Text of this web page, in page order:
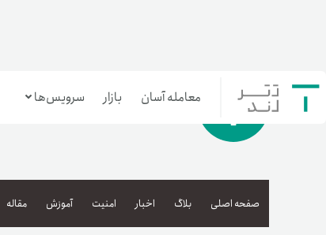
معامله آسان بازار سرویس‌ها
بازار تترلند
صفحه اصلی بلاگ اخبار امنیت آموزش مقاله